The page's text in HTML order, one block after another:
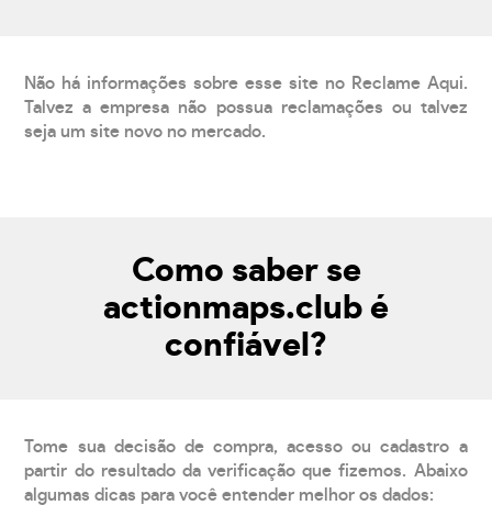
Não há informações sobre esse site no Reclame Aqui.
Talvez a empresa não possua reclamações ou talvez
seja um site novo no mercado.
Como saber se
actionmaps.club é
confiável?
Tome sua decisão de compra, acesso ou cadastro a
partir do resultado da verificação que fizemos. Abaixo
algumas dicas para você entender melhor os dados: